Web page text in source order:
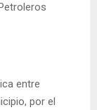
entre
por el